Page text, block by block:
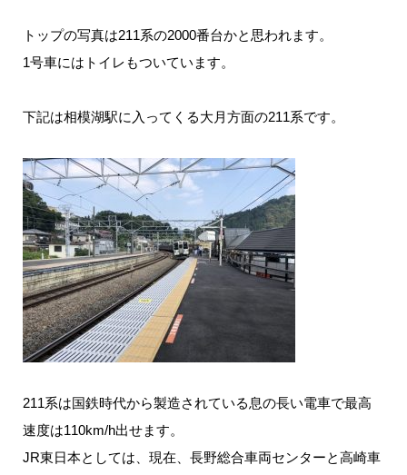
トップの写真は211系の2000番台かと思われます。
1号車にはトイレもついています。
下記は相模湖駅に入ってくる大月方面の211系です。
211系は国鉄時代から製造されている息の長い電車で最高
速度は110km/h出せます。
JR東日本としては、現在、長野総合車両センターと高崎車